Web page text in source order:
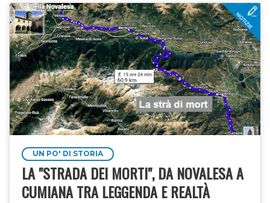
UN PO' DI STORIA
LA "STRADA DEI MORTI", DA NOVALESA A
CUMIANA TRA LEGGENDA E REALTÀ